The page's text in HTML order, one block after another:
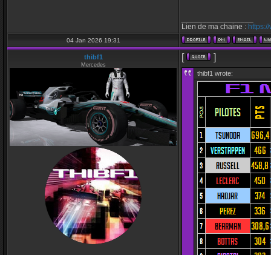
Lien de ma chaine :
04 Jan 2026 19:31
thibf1
Mercedes
[ ]
thibf1 wrote: